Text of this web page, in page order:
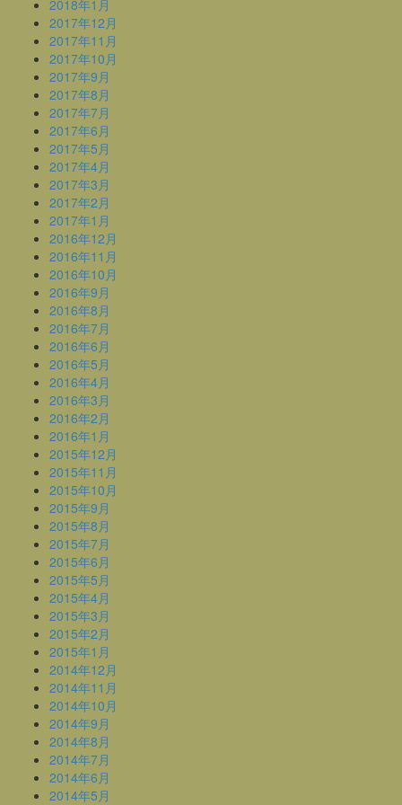
2018年1月
2017年12月
2017年11月
2017年10月
2017年9月
2017年8月
2017年7月
2017年6月
2017年5月
2017年4月
2017年3月
2017年2月
2017年1月
2016年12月
2016年11月
2016年10月
2016年9月
2016年8月
2016年7月
2016年6月
2016年5月
2016年4月
2016年3月
2016年2月
2016年1月
2015年12月
2015年11月
2015年10月
2015年9月
2015年8月
2015年7月
2015年6月
2015年5月
2015年4月
2015年3月
2015年2月
2015年1月
2014年12月
2014年11月
2014年10月
2014年9月
2014年8月
2014年7月
2014年6月
2014年5月